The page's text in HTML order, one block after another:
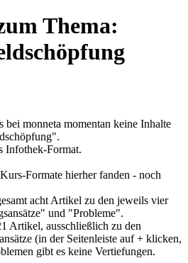
Thema:
bei monneta momentan keine Inhalte
Infothek-Format.
Formate hierher fanden - noch
acht Artikel zu den jeweils vier
und "Probleme".
Artikel, ausschließlich zu den
(in der Seitenleiste auf + klicken,
gibt es keine Vertiefungen.